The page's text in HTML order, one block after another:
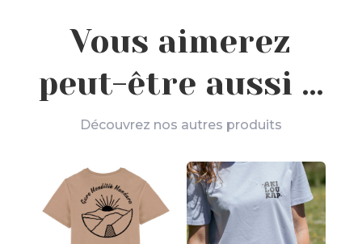
Vous aimerez
peut-être aussi …
Découvrez nos autres produits